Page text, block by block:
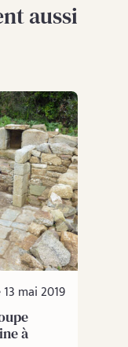
aussi
13 mai 2019
à